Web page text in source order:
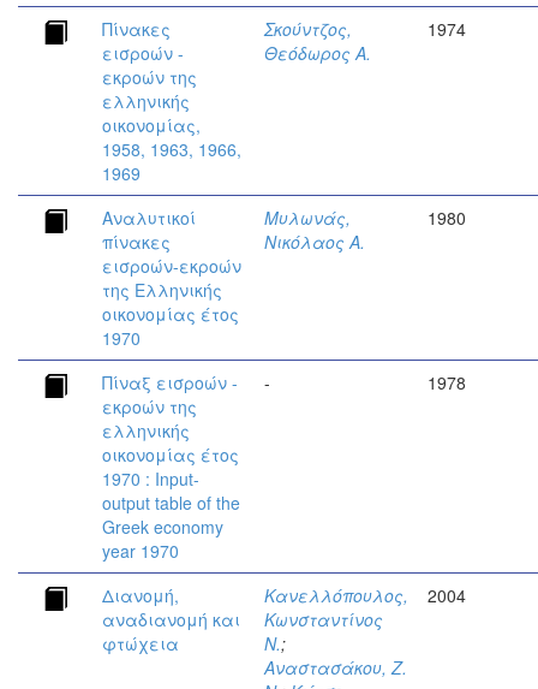
Πίνακες
εισροών -
εκροών της
ελληνικής
οικονομίας,
1958, 1963, 1966,
1969
Σκούντζος,
Θεόδωρος Α.
1974
Αναλυτικοί
πίνακες
εισροών-εκροών
της Ελληνικής
οικονομίας έτος
1970
Μυλωνάς,
Νικόλαος Α.
1980
Πίναξ εισροών -
εκροών της
ελληνικής
οικονομίας έτος
1970 : Input-
output table of the
Greek economy
year 1970
- 1978
Διανομή,
αναδιανομή και
φτώχεια
Κανελλόπουλος,
Κωνσταντίνος
Ν.;
Αναστασάκου, Ζ.
2004